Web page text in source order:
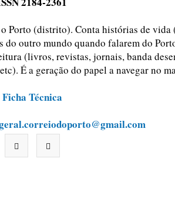
Porto (distrito). Conta histórias de vida
outro mundo quando falarem do
(livros, revistas, jornais, banda
É a geração do papel a navegar no
Ficha Técnica